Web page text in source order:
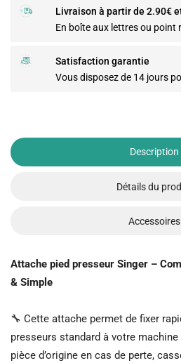
Livraison à partir de 2.90€
En boîte aux lettres ou point
Satisfaction garantie
Vous disposez de 14 jours
Description
Détails du
Accessoires
Attache pied presseur Singer –
& Simple
🔧 Cette attache permet de fixer
presseurs standard à votre
pièce d’origine en cas de perte,